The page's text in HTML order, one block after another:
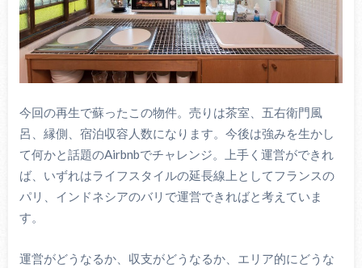
今回の再生で蘇ったこの物件。売りは茶室、五右衛門風
呂、縁側、宿泊収容人数になります。今後は強みを生かし
て何かと話題のAirbnbでチャレンジ。上手く運営ができれ
ば、いずれはライフスタイルの延長線上としてフランスの
パリ、インドネシアのバリで運営できればと考えていま
す。
運営がどうなるか、収支がどうなるか、エリア的にどうな